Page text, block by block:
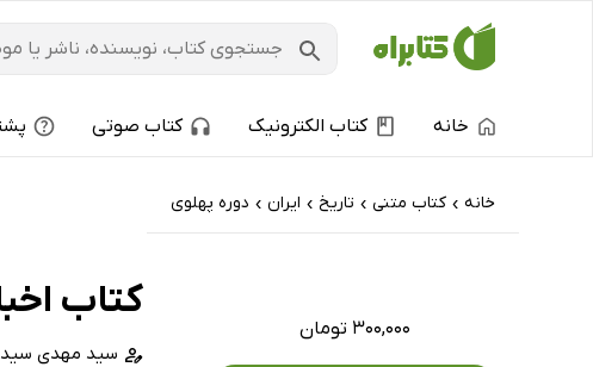
خانه کتاب الکترونیک کتاب صوتی
خانه › کتاب‌ متنی › تاریخ › ایران › دوره پهلوی
۳۰۰,۰۰۰ تومان
کتاب
سید مهدی